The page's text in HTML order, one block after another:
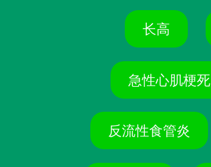
长高
急性心肌梗死
反流性食管炎